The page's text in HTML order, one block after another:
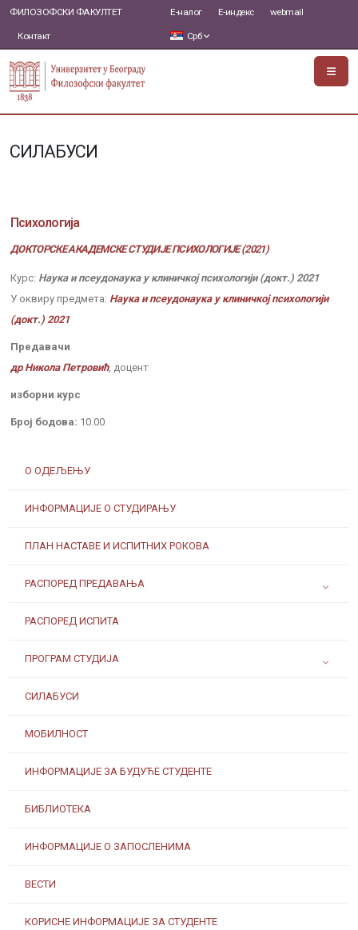
ФИЛОЗОФСКИ ФАКУЛТЕТ
Контакт
Е-налог Е-индекс webmail
Срб
СИЛАБУСИ
О ОДЕЉЕЊУ
ИНФОРМАЦИЈЕ О СТУДИРАЊУ
ПЛАН НАСТАВЕ И ИСПИТНИХ РОКОВА
РАСПОРЕД ПРЕДАВАЊА
РАСПОРЕД ИСПИТА
ПРОГРАМ СТУДИЈА
СИЛАБУСИ
МОБИЛНОСТ
ИНФОРМАЦИЈЕ ЗА БУДУЋЕ СТУДЕНТЕ
БИБЛИОТЕКА
ИНФОРМАЦИЈЕ О ЗАПОСЛЕНИМА
ВЕСТИ
КОРИСНЕ ИНФОРМАЦИЈЕ ЗА СТУДЕНТЕ
Психологија
ДОКТОРСКЕ АКАДЕМСКЕ СТУДИЈЕ ПСИХОЛОГИЈЕ (2021)
Курс: Наука и псеудонаука у клиничкој психологији (докт.) 2021
У оквиру предмета: Наука и псеудонаука у клиничкој психологији
(докт.) 2021
Предавачи
др Никола Петровић, доцент
изборни курс
Број бодова: 10.00